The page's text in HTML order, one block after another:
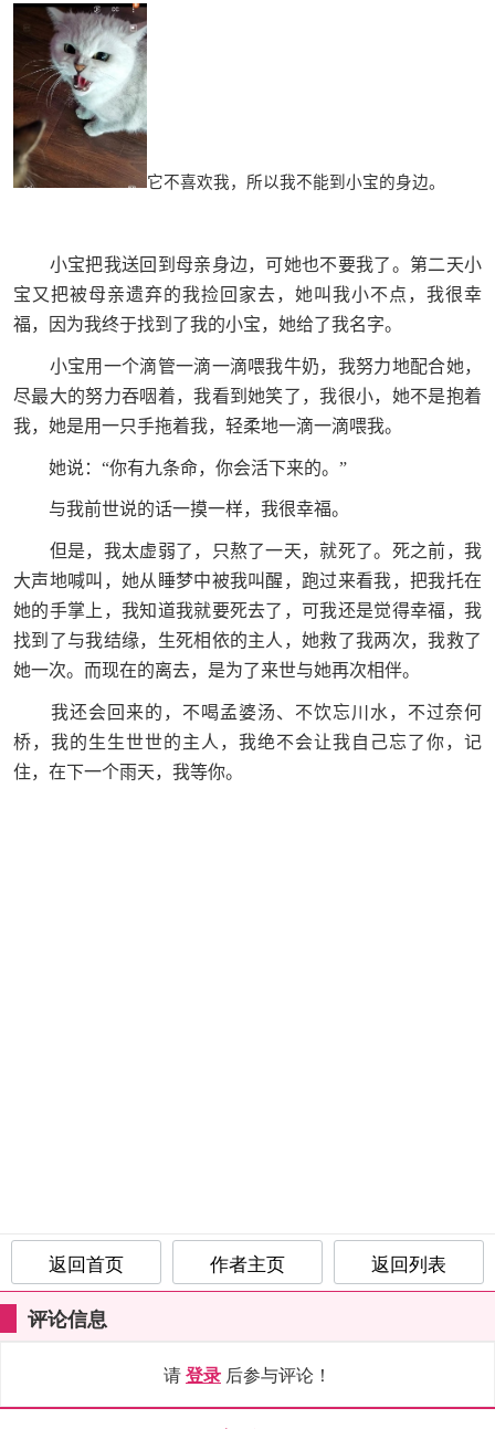
它不喜欢我，所以我不能到小宝的身边。
小宝把我送回到母亲身边，可她也不要我了。第二天小
宝又把被母亲遗弃的我捡回家去，她叫我小不点，我很幸
福，因为我终于找到了我的小宝，她给了我名字。
小宝用一个滴管一滴一滴喂我牛奶，我努力地配合她，
尽最大的努力吞咽着，我看到她笑了，我很小，她不是抱着
我，她是用一只手拖着我，轻柔地一滴一滴喂我。
她说：“你有九条命，你会活下来的。”
与我前世说的话一摸一样，我很幸福。
但是，我太虚弱了，只熬了一天，就死了。死之前，我
大声地喊叫，她从睡梦中被我叫醒，跑过来看我，把我托在
她的手掌上，我知道我就要死去了，可我还是觉得幸福，我
找到了与我结缘，生死相依的主人，她救了我两次，我救了
她一次。而现在的离去，是为了来世与她再次相伴。
我还会回来的，不喝孟婆汤、不饮忘川水，不过奈何
桥，我的生生世世的主人，我绝不会让我自己忘了你，记
住，在下一个雨天，我等你。
返回首页 作者主页 返回列表
评论信息
请登录 后参与评论！